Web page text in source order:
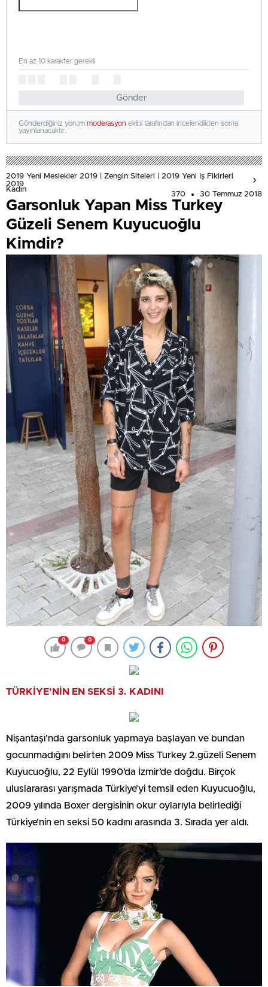
Gönder
En az 10 karakter gerekli
Gönderdiğiniz yorum moderasyon ekibi tarafından incelendikten sonra
yayınlanacaktır.
2019 Yeni Meslekler 2019 | Zengin Siteleri | 2019 Yeni Iş Fikirleri
2019
Kadın
370 30 Temmuz 2018
Garsonluk Yapan Miss Turkey
Güzeli Senem Kuyucuoğlu
Kimdir?
0 0
TÜRKİYE’NİN EN SEKSİ 3. KADINI
Nişantaşı’nda garsonluk yapmaya başlayan ve bundan
gocunmadığını belirten 2009 Miss Turkey 2.güzeli Senem
Kuyucuoğlu, 22 Eylül 1990’da İzmir’de doğdu. Birçok
uluslararası yarışmada Türkiye’yi temsil eden Kuyucuoğlu,
2009 yılında Boxer dergisinin okur oylarıyla belirlediği
Türkiye’nin en seksi 50 kadını arasında 3. Sırada yer aldı.